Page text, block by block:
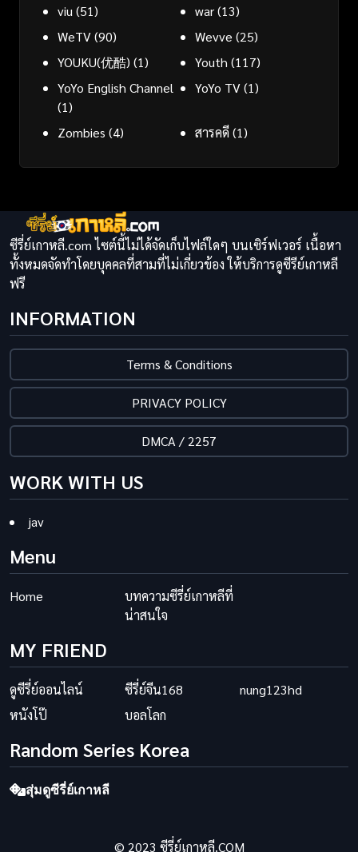
viu (51) war(13)
WeTV(90) Wevve (25)
YOUKU(优酷) (1) Youth (117)
YoYo English Channel
(1)
YoYo TV(1)
Zombies (4) สารคดี(1)
ซีรี่ย์เกาหลี.com ไซต์นี้ไม่ได้จัดเก็บไฟล์ใดๆ บนเซิร์ฟเวอร์ เนื้อหา
ทั้งหมดจัดทำโดยบุคคลที่สามที่ไม่เกี่ยวข้อง ให้บริการดูซีรีย์เกาหลี
ฟรี
INFORMATION
Terms & Conditions
PRIVACY POLICY
DMCA / 2257
WORK WITH US
jav
Menu
Home
บทความซีรี่ย์เกาหลีที่
น่าสนใจ
MY FRIEND
ดูซีรี่ย์ออนไลน์ ซีรี่ย์จีน168
nung123hd
หนังโป๊
บอลโลก
Random Series Korea
สุ่มดูซีรี่ย์เกาหลี
© 2023 ซีรี่ย์เกาหลี.COM